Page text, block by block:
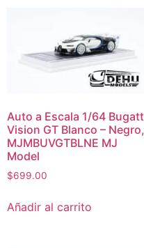
Auto a Escala 1/64
Vision GT Blanco – Negro,
MJMBUVGTBLNE MJ
Model
$699.00
Añadir al carrito